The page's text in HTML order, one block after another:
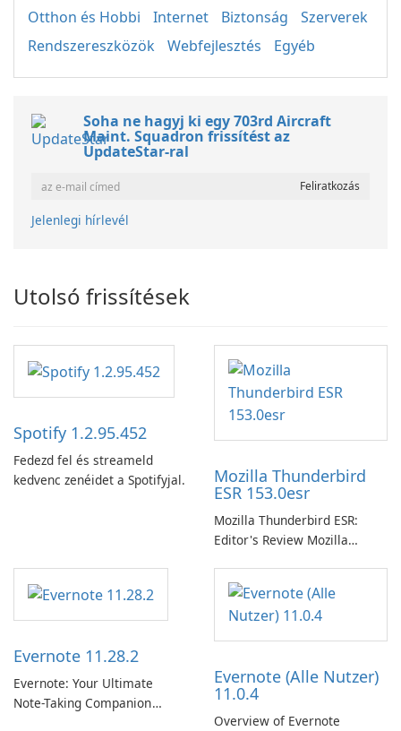
Otthon és Hobbi
Internet Biztonság
Szerverek
Rendszereszközök
Webfejlesztés Egyéb
Soha ne hagyj ki egy 703rd Aircraft
Maint. Squadron frissítést az
UpdateStar-ral
Jelenlegi hírlevél
Utolsó frissítések
Spotify 1.2.95.452
Fedezd fel és streameld
kedvenc zenéidet a Spotifyjal.
Mozilla Thunderbird
ESR 153.0esr
Mozilla Thunderbird ESR:
Editor's Review Mozilla
Support Release) is the long-
term support channel of the
Thunderbird desktop email
client designed for
need predictable …
Evernote 11.28.2
Evernote: Your Ultimate
Note-Taking Companion
Evernote (Alle Nutzer)
11.0.4
Overview of Evernote